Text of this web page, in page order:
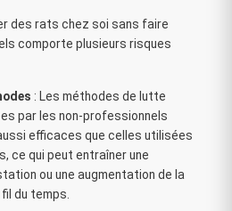
des rats chez soi sans faire
comporte plusieurs risques
: Les méthodes de lutte
par les non-professionnels
efficaces que celles utilisées
ce qui peut entraîner une
ou une augmentation de la
du temps.